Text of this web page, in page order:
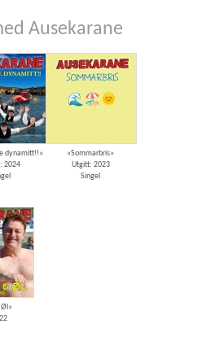
Ausekarane
dynamitt!!»
2024
«Sommarbris»
Utgitt: 2023
Singel
Øl»